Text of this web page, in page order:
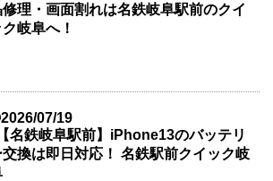
修理・画面割れは名鉄岐阜駅前のクイ
ク岐阜へ！
2026/07/19
【名鉄岐阜駅前】iPhone13のバッテリ
交換は即日対応！ 名鉄駅前クイック岐